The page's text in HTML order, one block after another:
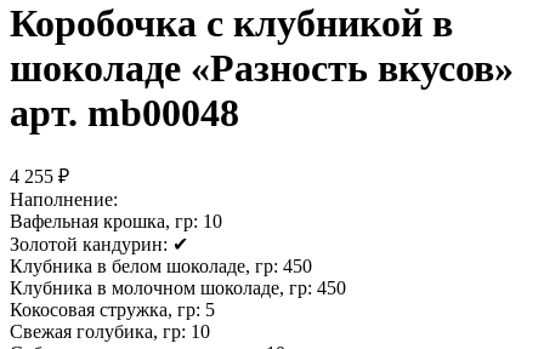
Коробочка с клубникой в
шоколаде «Разность вкусов»
арт. mb00048
4 255 ₽
Наполнение:
Вафельная крошка, гр: 10
Золотой кандурин: ✔
Клубника в белом шоколаде, гр: 450
Клубника в молочном шоколаде, гр: 450
Кокосовая стружка, гр: 5
Свежая голубика, гр: 10